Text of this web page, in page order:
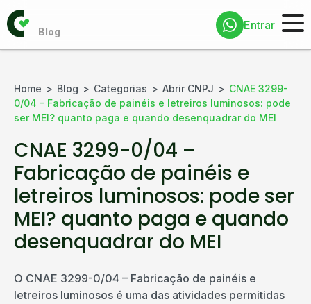
Entrar
Home Blog Categorias Abrir CNPJ
CNAE 3299-
0/04 – Fabricação de painéis e letreiros luminosos: pode
ser MEI? quanto paga e quando desenquadrar do MEI
CNAE 3299-0/04 –
Fabricação de painéis e
letreiros luminosos: pode ser
MEI? quanto paga e quando
desenquadrar do MEI
O CNAE 3299-0/04 – Fabricação de painéis e
letreiros luminosos é uma das atividades permitidas